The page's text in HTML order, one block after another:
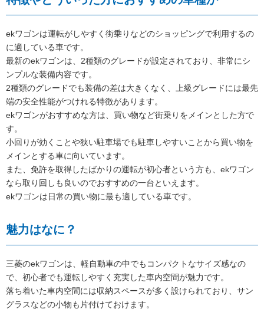
ekワゴンは運転がしやすく街乗りなどのショッピングで利用するの
に適している車です。
最新のekワゴンは、2種類のグレードが設定されており、非常にシ
ンプルな装備内容です。
2種類のグレードでも装備の差は大きくなく、上級グレードには最先
端の安全性能がつけれる特徴があります。
ekワゴンがおすすめな方は、買い物など街乗りをメインとした方で
す。
小回りが効くことや狭い駐車場でも駐車しやすいことから買い物を
メインとする車に向いています。
また、免許を取得したばかりの運転が初心者という方も、ekワゴン
なら取り回しも良いのでおすすめの一台といえます。
ekワゴンは日常の買い物に最も適している車です。
魅力はなに？
三菱のekワゴンは、軽自動車の中でもコンパクトなサイズ感なの
で、初心者でも運転しやすく充実した車内空間が魅力です。
落ち着いた車内空間には収納スペースが多く設けられており、サン
グラスなどの小物も片付けておけます。